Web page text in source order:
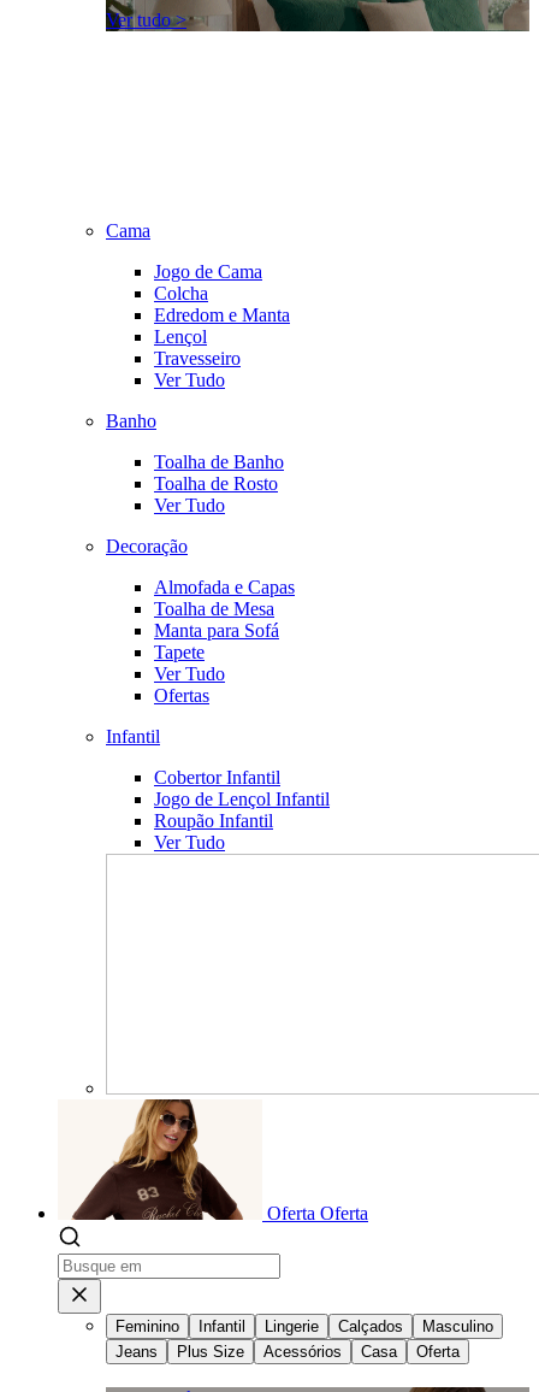
Ver tudo >
Cama
Jogo de Cama
Colcha
Edredom e Manta
Lençol
Travesseiro
Ver Tudo
Banho
Toalha de Banho
Toalha de Rosto
Ver Tudo
Decoração
Almofada e Capas
Toalha de Mesa
Manta para Sofá
Tapete
Ver Tudo
Ofertas
Infantil
Cobertor Infantil
Jogo de Lençol Infantil
Roupão Infantil
Ver Tudo
Oferta Oferta
Feminino Infantil Lingerie Calçados
Masculino
Jeans
Plus Size Acessórios Casa Oferta